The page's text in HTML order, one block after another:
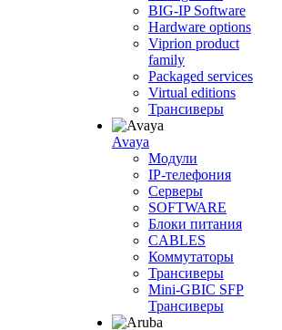
BIG-IP Software
Hardware options
Viprion product
family
Packaged services
Virtual editions
Трансиверы
Avaya
Модули
IP-телефония
Серверы
SOFTWARE
Блоки питания
CABLES
Коммутаторы
Трансиверы
Mini-GBIC SFP
Трансиверы